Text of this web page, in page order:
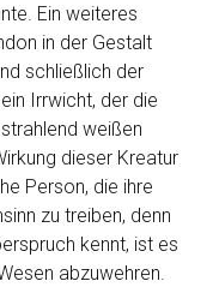
Ein weiteres
in der Gestalt
schließlich der
Irrwicht, der die
weißen
dieser Kreatur
Person, die ihre
zu treiben, denn
kennt, ist es
abzuwehren.